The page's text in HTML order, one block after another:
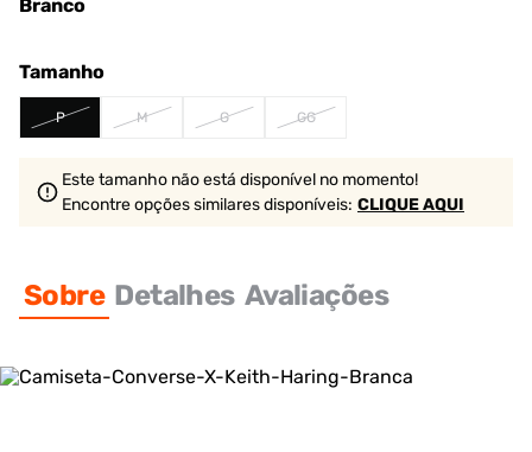
Branco
Tamanho
P M G GG
Este tamanho não está disponível no momento!
Encontre opções similaresdisponíveis: CLIQUE AQUI
Sobre Detalhes Avaliações